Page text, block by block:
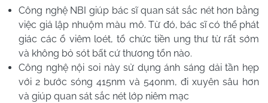
Công nghệ NBI giúp bác sĩ quan sát sắc nét hơn bằng
việc giả lập nhuộm màu mô. Từ đó, bác sĩ có thể phát
giác các ổ viêm loét, tổ chức tiền ung thư từ rất sớm
và không bỏ sót bất cứ thương tổn nào.
Công nghệ nội soi này sử dụng ánh sáng dải tần hẹp
với 2 bước sóng 415nm và 540nm, đi xuyên sâu hơn
và giúp quan sát sắc nét lớp niêm mạc